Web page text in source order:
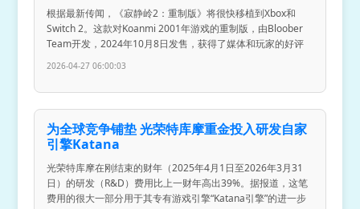
根据最新传闻，《寂静岭2：重制版》将很快移植到Xbox和
Switch 2。这款对Koanmi 2001年游戏的重制版，由Bloober
Team开发，2024年10月8日发售，获得了媒体和玩家的好评
2026-04-27 06:00:03
为全球竞争铺垫 光荣特库摩重金投入研发自家
引擎Katana
光荣特库摩在刚结束的财年（2025年4月1日至2026年3月31
日）的研发（R&D）费用比上一财年高出39%。据报道，这笔
费用的很大一部分用于其专有游戏引擎“Katana引擎”的进一步